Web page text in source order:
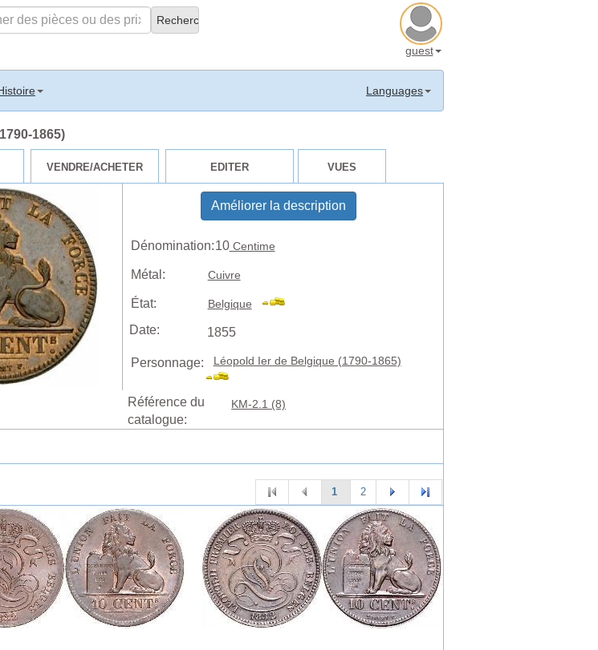
guest
Languages
1865)
VENDRE/ACHETER EDITER VUES
Améliorer la description
Dénomination:10Centime
Métal: Cuivre
État: Belgique
Date: 1855
Personnage: Léopold Ier de Belgique (1790-1865)
Référence du
catalogue:
KM-2.1 (8)
1 2